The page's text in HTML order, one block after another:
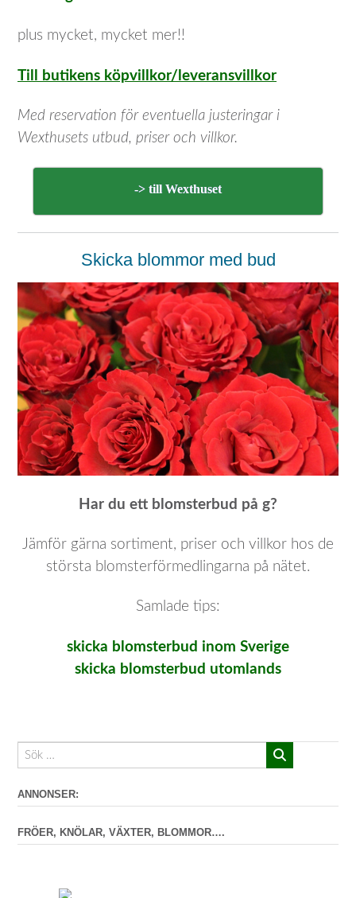
plus mycket, mycket mer!!
Till butikens köpvillkor/leveransvillkor
Med reservation för eventuella justeringar i
Wexthusets utbud, priser och villkor.
-> till Wexthuset
Skicka blommor med bud
Har du ett blomsterbud på g?
Jämför gärna sortiment, priser och villkor hos de
största blomsterförmedlingarna på nätet.
Samlade tips:
skicka blomsterbud inom Sverige
skicka blomsterbud utomlands
ANNONSER:
FRÖER, KNÖLAR, VÄXTER, BLOMMOR….